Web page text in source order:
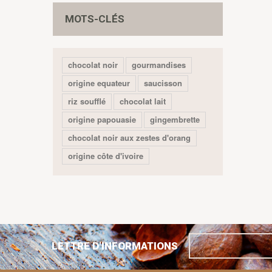
MOTS-CLÉS
chocolat noir
gourmandises
origine equateur
saucisson
riz soufflé
chocolat lait
origine papouasie
gingembrette
chocolat noir aux zestes d'orang
origine côte d'ivoire
LETTRE D'INFORMATIONS